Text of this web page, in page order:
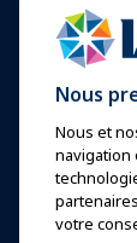
Événements
IAAPA Expo
Expo Europe
Expo Asie
Expo Moyen-
Événements
Nous
Nous et
navigation
votre